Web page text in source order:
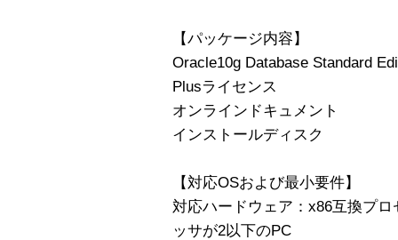
【パッケージ内容】
Oracle10g Database Standard
Plusライセンス
オンラインドキュメント
インストールディスク
【対応OSおよび最小要件】
対応ハードウェア：x86互換プ
ッサが2以下のPC